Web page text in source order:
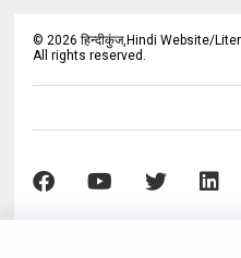
©2026 हिन्दीकुंज,Hindi Website/
All rights reserved.